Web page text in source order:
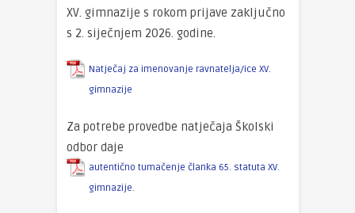
XV. gimnazije s rokom prijave zaključno
s 2. siječnjem 2026. godine.
Natječaj za imenovanje ravnatelja/ice XV.
gimnazije
Za potrebe provedbe natječaja Školski
odbor daje
autentično tumačenje članka 65. statuta XV.
gimnazije.